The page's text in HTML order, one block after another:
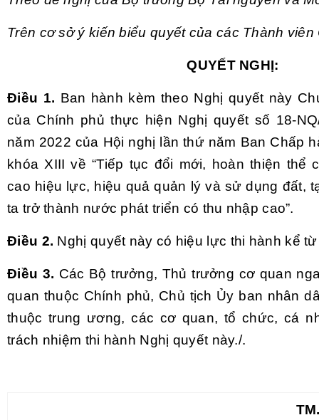
Trên cơ sở ý kiến biểu quyết của các Thành viên
QUYẾT NGHỊ:
Điều 1. Ban hành kèm theo Nghị quyết này
của Chính phủ thực hiện Nghị quyết số 18-
năm 2022 của Hội nghị lần thứ năm Ban Chấp
khóa XIII về “Tiếp tục đổi mới, hoàn thiện thể
cao hiệu lực, hiệu quả quản lý và sử dụng đất,
ta trở thành nước phát triển có thu nhập cao”.
Điều 2. Nghị quyết này có hiệu lực thi hành kể
Điều 3. Các Bộ trưởng, Thủ trưởng cơ quan
quan thuộc Chính phủ, Chủ tịch Ủy ban nhân
thuộc trung ương, các cơ quan, tổ chức, cá
trách nhiệm thi hành Nghị quyết này./.